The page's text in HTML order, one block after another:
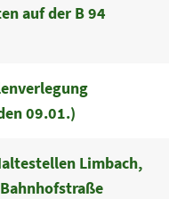
auf der B 94
09.01.)
Limbach,